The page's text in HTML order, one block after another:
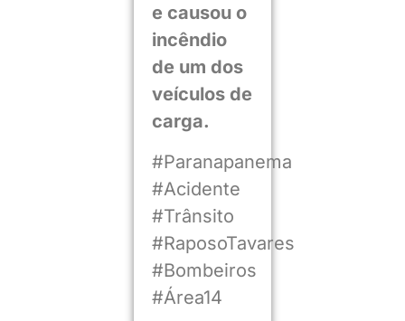
e causou o
incêndio
de um dos
veículos de
carga.
#Paranapanema
#Acidente
#Trânsito
#RaposoTavares
#Bombeiros
#Área14